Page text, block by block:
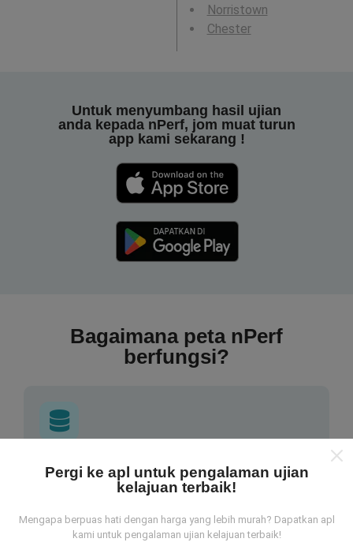
Norristown
Chester
Untuk menyumbang hasil ujian
anda kepada nPerf, jom muat turun
app kami sekarang !
Bagaimana peta nPerf
berfungsi?
Dari mana asalnya data-data ni?
oleh pengguna app kami sendiri. Ujian ini dijalankan
terus dari lokasi mereka! Sekiranya anda berminat,
Pergi ke apl untuk pengalaman ujian
kelajuan terbaik!
Mengapa berpuas hati dengan harga yang lebih murah? Dapatkan apl
kami untuk pengalaman ujian kelajuan terbaik!